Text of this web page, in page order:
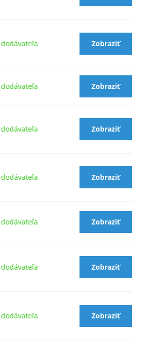
Zobraziť
Zobraziť
Zobraziť
Zobraziť
Zobraziť
Zobraziť
Zobraziť